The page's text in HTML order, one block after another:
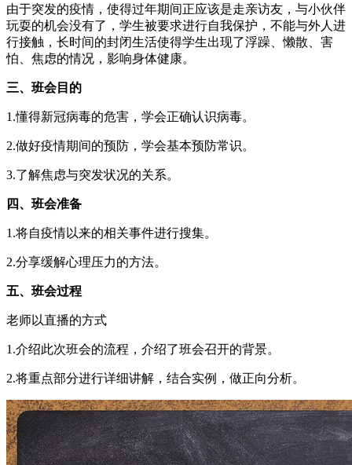
由于突发的疫情，使得过年期间正应该是走亲访友，与小伙伴
玩耍的机会没有了，学生被要求进行自我保护，不能与外人进
行接触，长时间的封闭生活使得学生出现了浮躁、懒散、害
怕、焦虑的情况，影响身体健康。
三、班会目的
1.懂得新冠病毒的危害，学会正确认识病毒。
2.做好疫情期间的预防，学会基本预防常识。
3.了解焦虑与突发状况的关系。
四、班会准备
1.将自疫情以来的相关事件进行搜集。
2.分享缓解心理压力的方法。
五、班会过程
老师以直播的方式
1.介绍此次班会的流程，介绍了班会召开的背景。
2.将重点部分进行详细讲解，结合实例，做正向分析。